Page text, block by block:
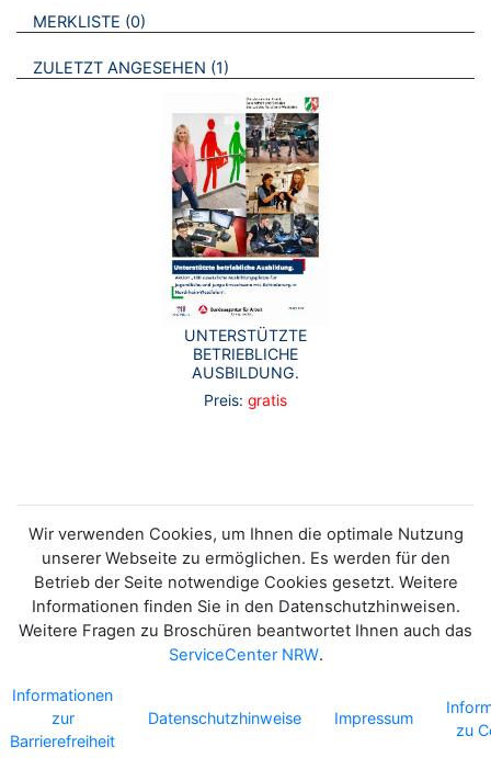
VERWEISE AUF VERMERKTE- ODER ZULETZT ANGESEHENE
MERKLISTE 0 BROSCHÜREN
ZULETZT ANGESEHEN 1 BROSCHÜREN
UNTERSTÜTZTE
BETRIEBLICHE
AUSBILDUNG.
Preis: gratis
Wir verwenden Cookies, um Ihnen die optimale Nutzung
unserer Webseite zu ermöglichen. Es werden für den
Betrieb der Seite notwendige Cookies gesetzt. Weitere
Informationen finden Sie in den Datenschutzhinweisen.
Weitere Fragen zu Broschüren beantwortet Ihnen auch das
ServiceCenter NRW.
Informationen
zur
Barrierefreiheit
Datenschutzhinweise Impressum
zu